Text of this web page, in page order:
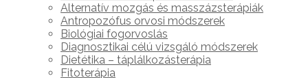
Alternatív mozgás és masszázsterápiák
Antropozófus orvosi módszerek
Biológiai fogorvoslás
Diagnosztikai célú vizsgáló módszerek
Dietétika – táplálkozásterápia
Fitoterápia